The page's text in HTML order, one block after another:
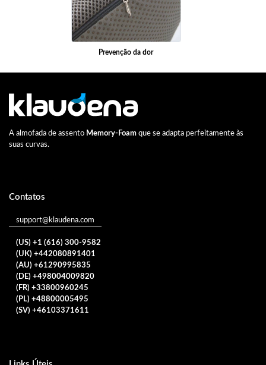
Prevenção da dor
A almofada de assento Memory-Foam que se adapta perfeitamente às
suas curvas.
Contatos
support@klaudena.com
(US) +1 (616) 300-9582
(UK) +442080891401
(AU) +61290995835
(DE) +498004009820
(FR) +33800960245
(PL) +48800005495
(SV) +46103371611